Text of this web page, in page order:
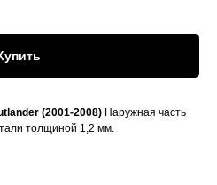
(2001-2008) Наружная часть
толщиной 1,2 мм.